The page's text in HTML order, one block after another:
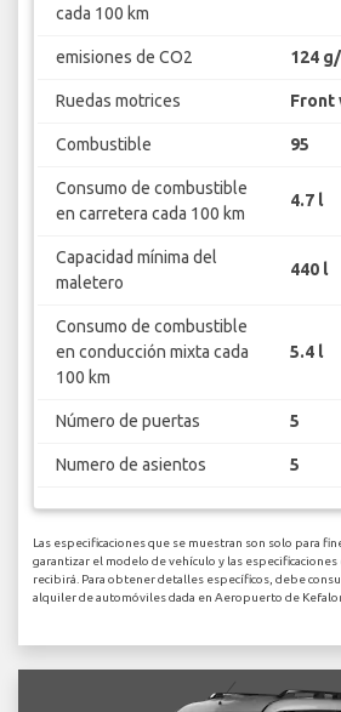
cada 100 km
emisiones de CO2 124
Ruedas motrices Front
Combustible 95
Consumo de combustible
en carretera cada 100 km
4.7 l
Capacidad mínima del
maletero
440 l
Consumo de combustible
en conducción mixta cada
100 km
5.4 l
Número de puertas 5
Numero de asientos 5
Las especificaciones que se muestran son solo para
garantizar el modelo de vehículo y las especificaciones
recibirá. Para obtener detalles específicos, debe
alquiler de automóviles dada en Aeropuerto de